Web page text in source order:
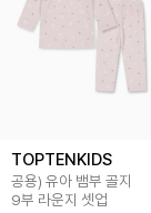
TOPTENKIDS
공용) 유아 뱀부 골지
9부 라운지 셋업